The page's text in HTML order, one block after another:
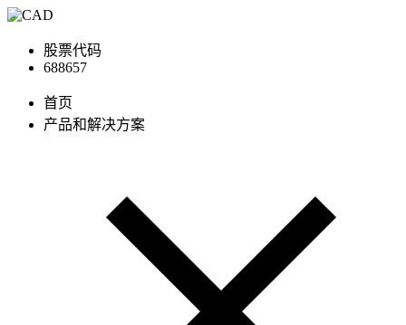
股票代码
688657
首页
产品和解决方案